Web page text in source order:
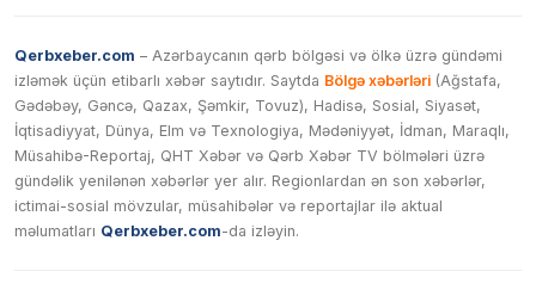
Qerbxeber.com – Azərbaycanın qərb bölgəsi və ölkə üzrə gündəmi
izləmək üçün etibarlı xəbər saytıdır. Saytda Bölgə xəbərləri (Ağstafa,
Gədəbəy, Gəncə, Qazax, Şəmkir, Tovuz), Hadisə, Sosial, Siyasət,
İqtisadiyyat, Dünya, Elm və Texnologiya, Mədəniyyət, İdman, Maraqlı,
Müsahibə-Reportaj, QHT Xəbər və Qərb Xəbər TV bölmələri üzrə
gündəlik yenilənən xəbərlər yer alır. Regionlardan ən son xəbərlər,
ictimai-sosial mövzular, müsahibələr və reportajlar ilə aktual
məlumatları Qerbxeber.com-da izləyin.